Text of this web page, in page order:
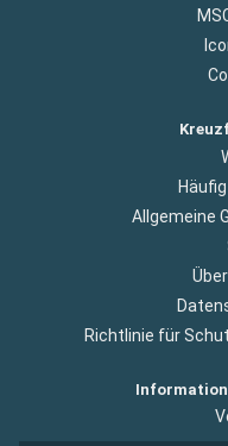
Allgemeine
Richtlinie für